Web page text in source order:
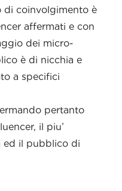
di coinvolgimento è
affermati e con
dei micro-
è di nicchia e
a specifici
pertanto
il piu’
ed il pubblico di